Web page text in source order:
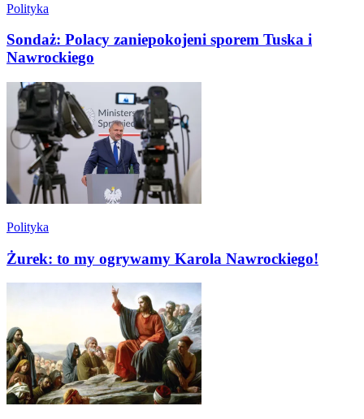
Polityka
Sondaż: Polacy zaniepokojeni sporem Tuska i
Nawrockiego
Polityka
Żurek: to my ogrywamy Karola Nawrockiego!